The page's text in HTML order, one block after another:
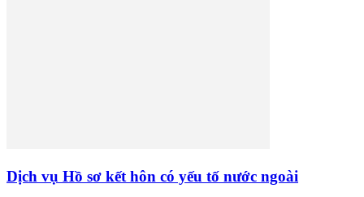
Dịch vụ Hồ sơ kết hôn có yếu tố nước ngoài